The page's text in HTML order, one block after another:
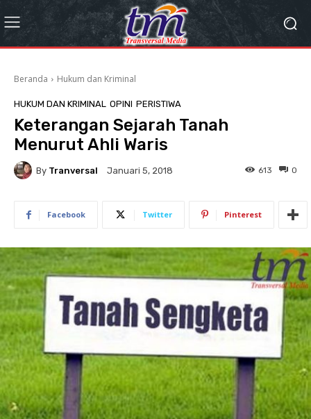
Beranda Hukum dan Kriminal
HUKUM DAN KRIMINAL OPINI PERISTIWA
Keterangan Sejarah Tanah
Menurut Ahli Waris
By Tranversal Januari 5, 2018 0
613
Facebook Twitter Pinterest